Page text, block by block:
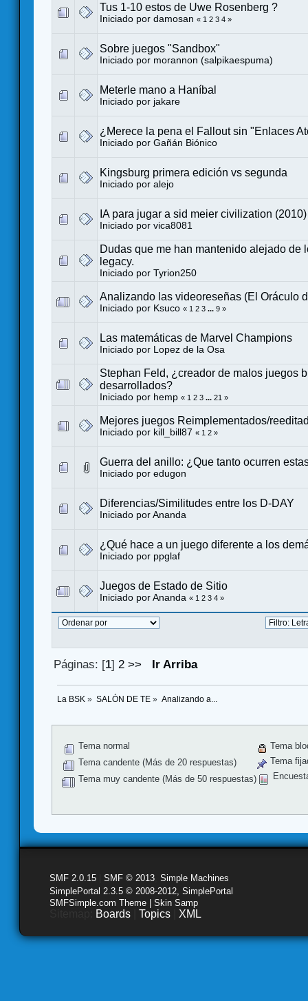
Tus 1-10 estos de Uwe Rosenberg ?
Iniciado por damosan « 1 2 3 4 »
Sobre juegos "Sandbox"
Iniciado por morannon (salpikaespuma)
Meterle mano a Haníbal
Iniciado por jakare
¿Merece la pena el Fallout sin "Enlaces
Iniciado por Gañán Biónico
Kingsburg primera edición vs segunda
Iniciado por alejo
IA para jugar a sid meier civilization (2010)
Iniciado por vica8081
Dudas que me han mantenido alejado de
legacy.
Iniciado por Tyrion250
Analizando las videoreseñas (El Oráculo
Iniciado por Ksuco « 1 2 3 ... 9 »
Las matemáticas de Marvel Champions
Iniciado por Lopez de la Osa
Stephan Feld, ¿creador de malos juegos
desarrollados?
Iniciado por hemp « 1 2 3 ... 21 »
Mejores juegos Reimplementados/
Iniciado por kill_bill87 « 1 2 »
Guerra del anillo: ¿Que tanto ocurren
Iniciado por edugon
Diferencias/Similitudes entre los D-DAY
Iniciado por Ananda
¿Qué hace a un juego diferente a los
Iniciado por ppglaf
Juegos de Estado de Sitio
Iniciado por Ananda « 1 2 3 4 »
Páginas: [1] 2 >> Ir Arriba
La BSK » SALÓN DE TE» Analizando a...
Tema normal
Tema candente (Más de 20 respuestas)
Tema muy candente (Más de 50 respuestas)
Tema
Tema
SMF 2.0.15 SMF © 2013 Simple Machines
SimplePortal 2.3.5 © 2008-2012, SimplePortal
SMFSimple.com Theme | Skin Samp
Boards Topics XML